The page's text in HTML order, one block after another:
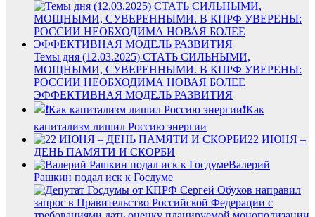
Темы дня (12.03.2025) СТАТЬ СИЛЬНЫМИ,
МОЩНЫМИ, СУВЕРЕННЫМИ. В КПРФ УВЕРЕНЫ:
РОССИИ НЕОБХОДИМА НОВАЯ БОЛЕЕ
ЭФФЕКТИВНАЯ МОДЕЛЬ РАЗВИТИЯ
❗️Как
капитализм лишил Россию энергии
22 ИЮНЯ –
ДЕНЬ ПАМЯТИ И СКОРБИ
Валерий
Рашкин подал иск к Госдуме